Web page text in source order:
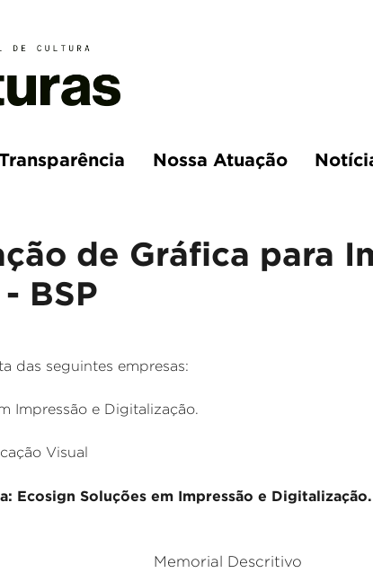
Nossa Atuação
de Gráfica para
BSP
das seguintes empresas:
Impressão e Digitalização.
Visual
Ecosign Soluções em Impressão e
Memorial Descritivo